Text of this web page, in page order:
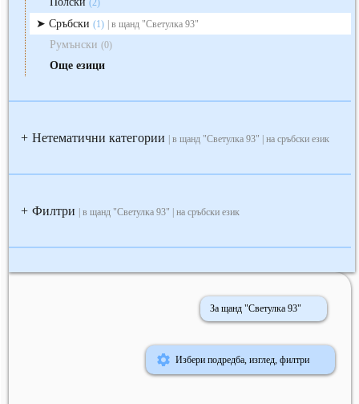
(2)
Сръбски (1) | в щанд "Светулка 93"
Румънски (0)
Още езици
+ Нетематични категории | в щанд "Светулка 93" | на сръбски език
+ Филтри | в щанд "Светулка 93" | на сръбски език
За щанд "Светулка 93"
Избери подредба, изглед, филтри